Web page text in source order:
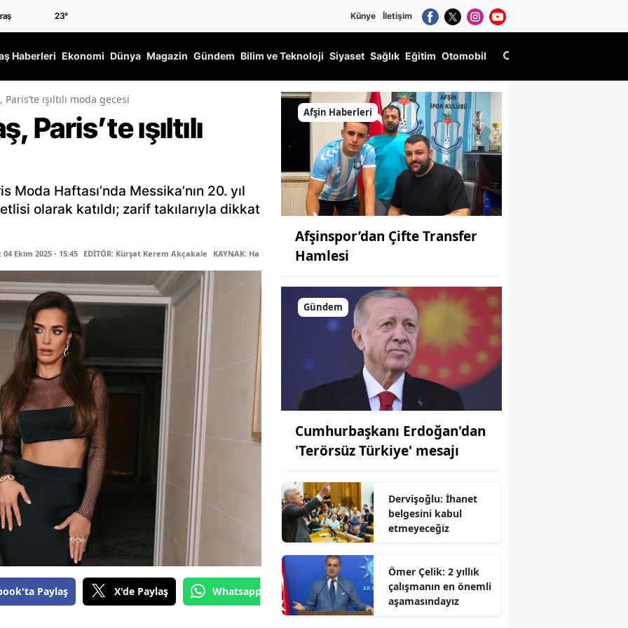
23° Künye İletişim
Haberleri Ekonomi Dünya Magazin Gündem Bilim ve Teknoloji Siyaset Sağlık Eğitim Otomobil
ışıltılı moda gecesi
Paris’te ışıltılı
Moda Haftası’nda Messika’nın 20. yıl
olarak katıldı; zarif takılarıyla dikkat
04 Ekim 2025 - 15:45 EDİTÖR: Kürşat Kerem Akçakale KAYNAK: Haber Merkezi
Paylaş X'de Paylaş Whatsapp'tan Gönder
Afşin Haberleri
Afşinspor’dan Çifte Transfer
Hamlesi
Gündem
Cumhurbaşkanı Erdoğan'dan
'Terörsüz Türkiye' mesajı
Dervişoğlu: İhanet
belgesini kabul
etmeyeceğiz
Ömer Çelik: 2 yıllık
çalışmanın en önemli
aşamasındayız